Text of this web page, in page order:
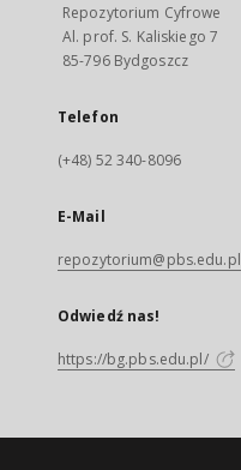
Repozytorium Cyfrowe
Al. prof. S. Kaliskiego 7
85-796 Bydgoszcz
Telefon
(+48) 52 340-8096
E-Mail
repozytorium@pbs.edu.pl
Odwiedź nas!
https://bg.pbs.edu.pl/